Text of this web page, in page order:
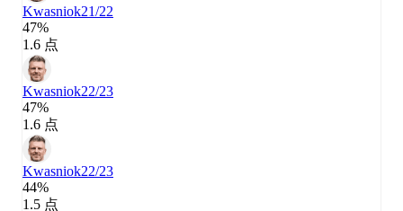
Kwasniok21/22
47%
1.6 点
Kwasniok22/23
47%
1.6 点
Kwasniok22/23
44%
1.5 点